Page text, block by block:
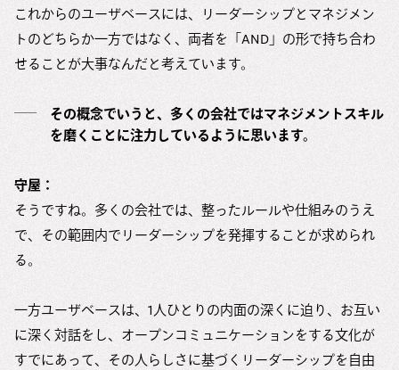
これからのユーザベースには、リーダーシップとマネジメン
トのどちらか一方ではなく、両者を「AND」の形で持ち合わ
せることが大事なんだと考えています。
その概念でいうと、多くの会社ではマネジメントスキル
を磨くことに注力しているように思います。
守屋：
そうですね。多くの会社では、整ったルールや仕組みのうえ
で、その範囲内でリーダーシップを発揮することが求められ
る。
一方ユーザベースは、1人ひとりの内面の深くに迫り、お互い
に深く対話をし、オープンコミュニケーションをする文化が
すでにあって、その人らしさに基づくリーダーシップを自由